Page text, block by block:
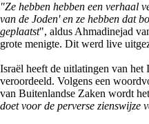
"Ze hebben hebben een verhaal
van de Joden' en ze hebben dat
geplaatst", aldus Ahmadinejad
grote menigte. Dit werd live
Israël heeft de uitlatingen van het
veroordeeld. Volgens een
van Buitenlandse Zaken wordt
doet voor de perverse zienswijze